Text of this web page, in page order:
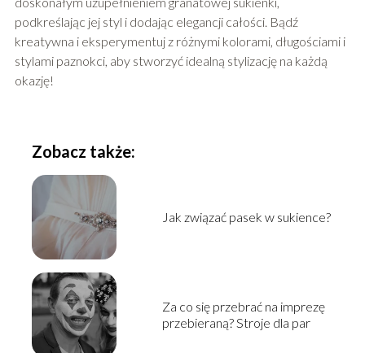
podkreślając jej styl i dodając elegancji całości. Bądź
kreatywna i eksperymentuj z różnymi kolorami, długościami i
stylami paznokci, aby stworzyć idealną stylizację na każdą
okazję!
Zobacz także:
Jak związać pasek w sukience?
Za co się przebrać na imprezę
przebieraną? Stroje dla par